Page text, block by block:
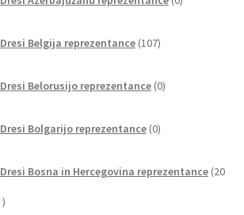
izdelkov
Dresi Belgija reprezentance 107izdelkov
Dresi Belorusijo reprezentance 0izdelkov
Dresi Bolgarijo reprezentance 0izdelkov
Dresi Bosna in Hercegovina reprezentance 20
20